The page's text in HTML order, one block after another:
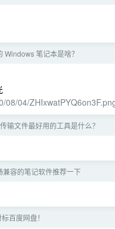
Windows 笔记本是啥？
08/04/
输文件最好用的工具是什么？
兼容的笔记软件推荐一下
百度网盘！